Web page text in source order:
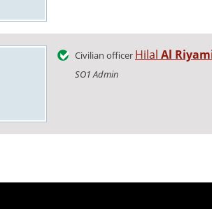
Civilian officer Hilal Al
SO1 Admin